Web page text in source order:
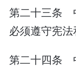
第二十三条
必须遵守宪法
第二十四条